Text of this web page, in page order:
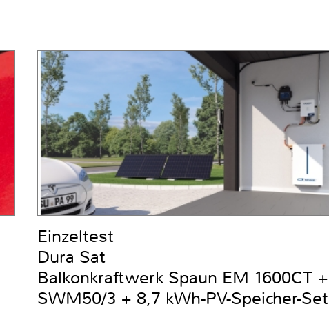
Einzeltest
Dura Sat
Balkonkraftwerk Spaun EM 1600CT +
SWM50/3 + 8,7 kWh-PV-Speicher-Set